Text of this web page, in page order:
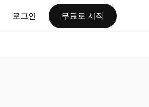
로그인 무료로 시작